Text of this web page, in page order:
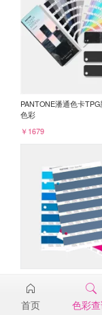
PANTONE潘通色卡
色彩
￥1679
18-4023TPG
￥98
首页 色彩